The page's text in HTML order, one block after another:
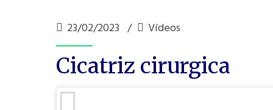
23/02/2023 Vídeos
Cicatriz cirurgica